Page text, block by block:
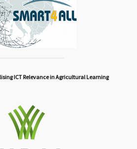
ICT Relevance in Agricultural Learning